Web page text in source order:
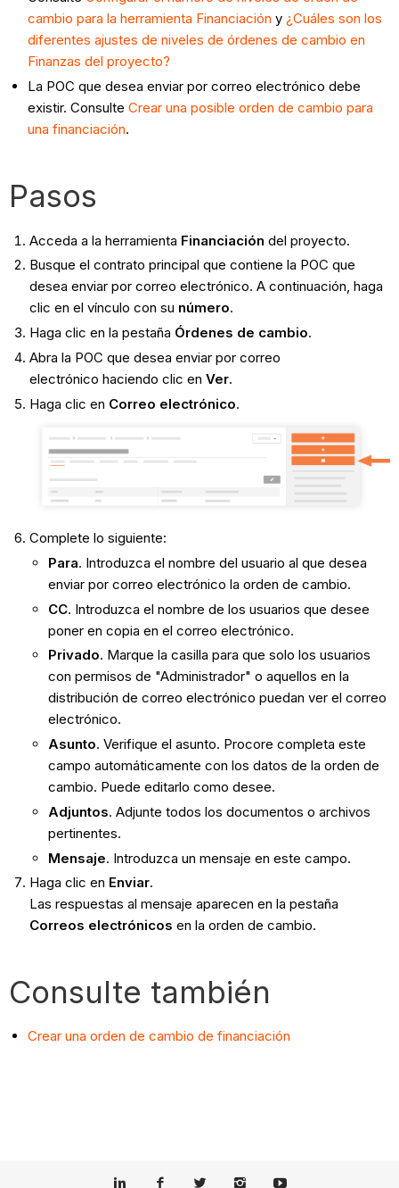
cambio para la herramienta Financiación y¿Cuáles son los
diferentes ajustes de niveles de órdenes de cambio en
Finanzas del proyecto?
La POC que desea enviar por correo electrónico debe
existir. ConsulteCrear una posible orden de cambio para
una financiación.
Pasos
Acceda a la herramienta Financiación del proyecto.
Busque el contrato principal que contiene la POC que
desea enviar por correo electrónico. A continuación, haga
clic en el vínculo con su número.
Haga clic en la pestaña Órdenes de cambio.
Abra la POC que desea enviar por correo
electrónico haciendo clic en Ver.
Haga clic en Correo electrónico.
Complete lo siguiente:
Para. Introduzca el nombre del usuario al que desea
enviar por correo electrónico la orden de cambio.
CC. Introduzca el nombre de los usuarios que desee
poner en copia en el correo electrónico.
Privado. Marque la casilla para que solo los usuarios
con permisos de "Administrador" o aquellos en la
distribución de correo electrónico puedan ver el correo
electrónico.
Asunto. Verifique el asunto. Procore completa este
campo automáticamente con los datos de la orden de
cambio. Puede editarlo como desee.
Adjuntos. Adjunte todos los documentos o archivos
pertinentes.
Mensaje. Introduzca un mensaje en este campo.
Haga clic en Enviar.
Las respuestas al mensaje aparecen en la pestaña
Correos electrónicos en la orden de cambio.
Consulte también
Crear una orden de cambio de financiación